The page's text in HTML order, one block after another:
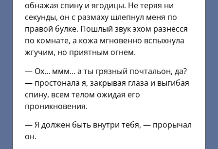
обнажая спину и ягодицы. Не теряя ни
секунды, он с размаху шлепнул меня по
правой булке. Пошлый звук эхом разнесся
по комнате, а кожа мгновенно вспыхнула
жгучим, но приятным огнем.
— Ох… ммм… а ты грязный почтальон, да?
— простонала я, закрывая глаза и выгибая
спину, всем телом ожидая его
проникновения.
— Я должен быть внутри тебя, — прорычал
он.